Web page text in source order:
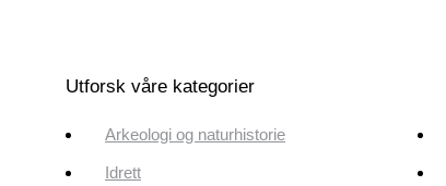
Utforsk våre kategorier
Arkeologi og naturhistorie
Idrett